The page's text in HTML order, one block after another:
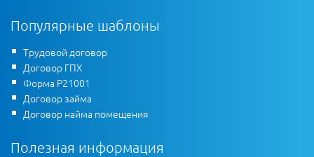
Популярные шаблоны
Трудовой договор
Договор ГПХ
Форма Р21001
Договор займа
Договор найма помещения
Полезная информация